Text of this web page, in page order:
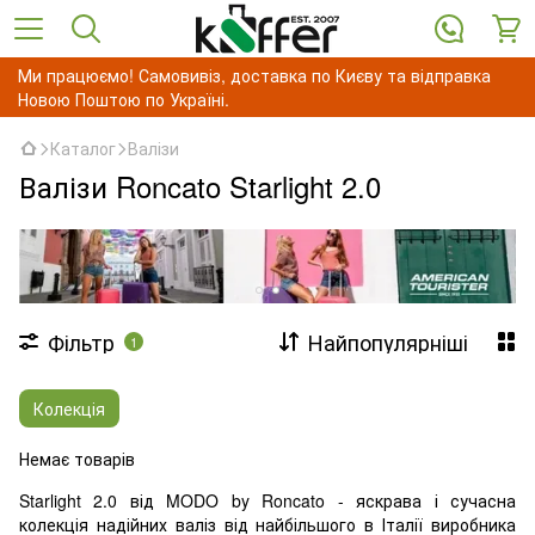
Ми працюємо! Самовивіз, доставка по Києву та відправка
Новою Поштою по Україні.
Каталог Валізи
Валізи Roncato Starlight 2.0
Фільтр 1 Найпопулярніші
Колекція
Немає товарів
Starlight 2.0 від MODO by Roncato - яскрава і сучасна
колекція надійних валіз від найбільшого в Італії виробника